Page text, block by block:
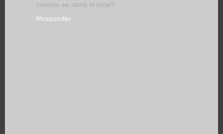
cuando se abrió el local?
Responder